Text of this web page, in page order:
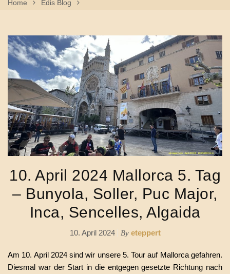
Home
Edis Blog
10. April 2024 Mallorca 5. Tag
– Bunyola, Soller, Puc Major,
Inca, Sencelles, Algaida
10. April 2024 By eteppert
Am 10. April 2024 sind wir unsere 5. Tour auf Mallorca gefahren.
Diesmal war der Start in die entgegen gesetzte Richtung nach